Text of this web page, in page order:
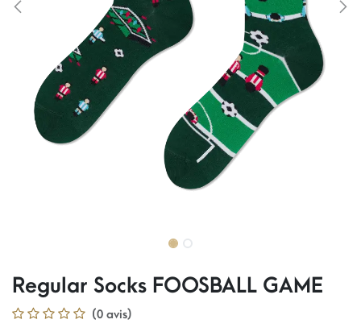
Regular Socks FOOSBALL GAME
(0 avis)